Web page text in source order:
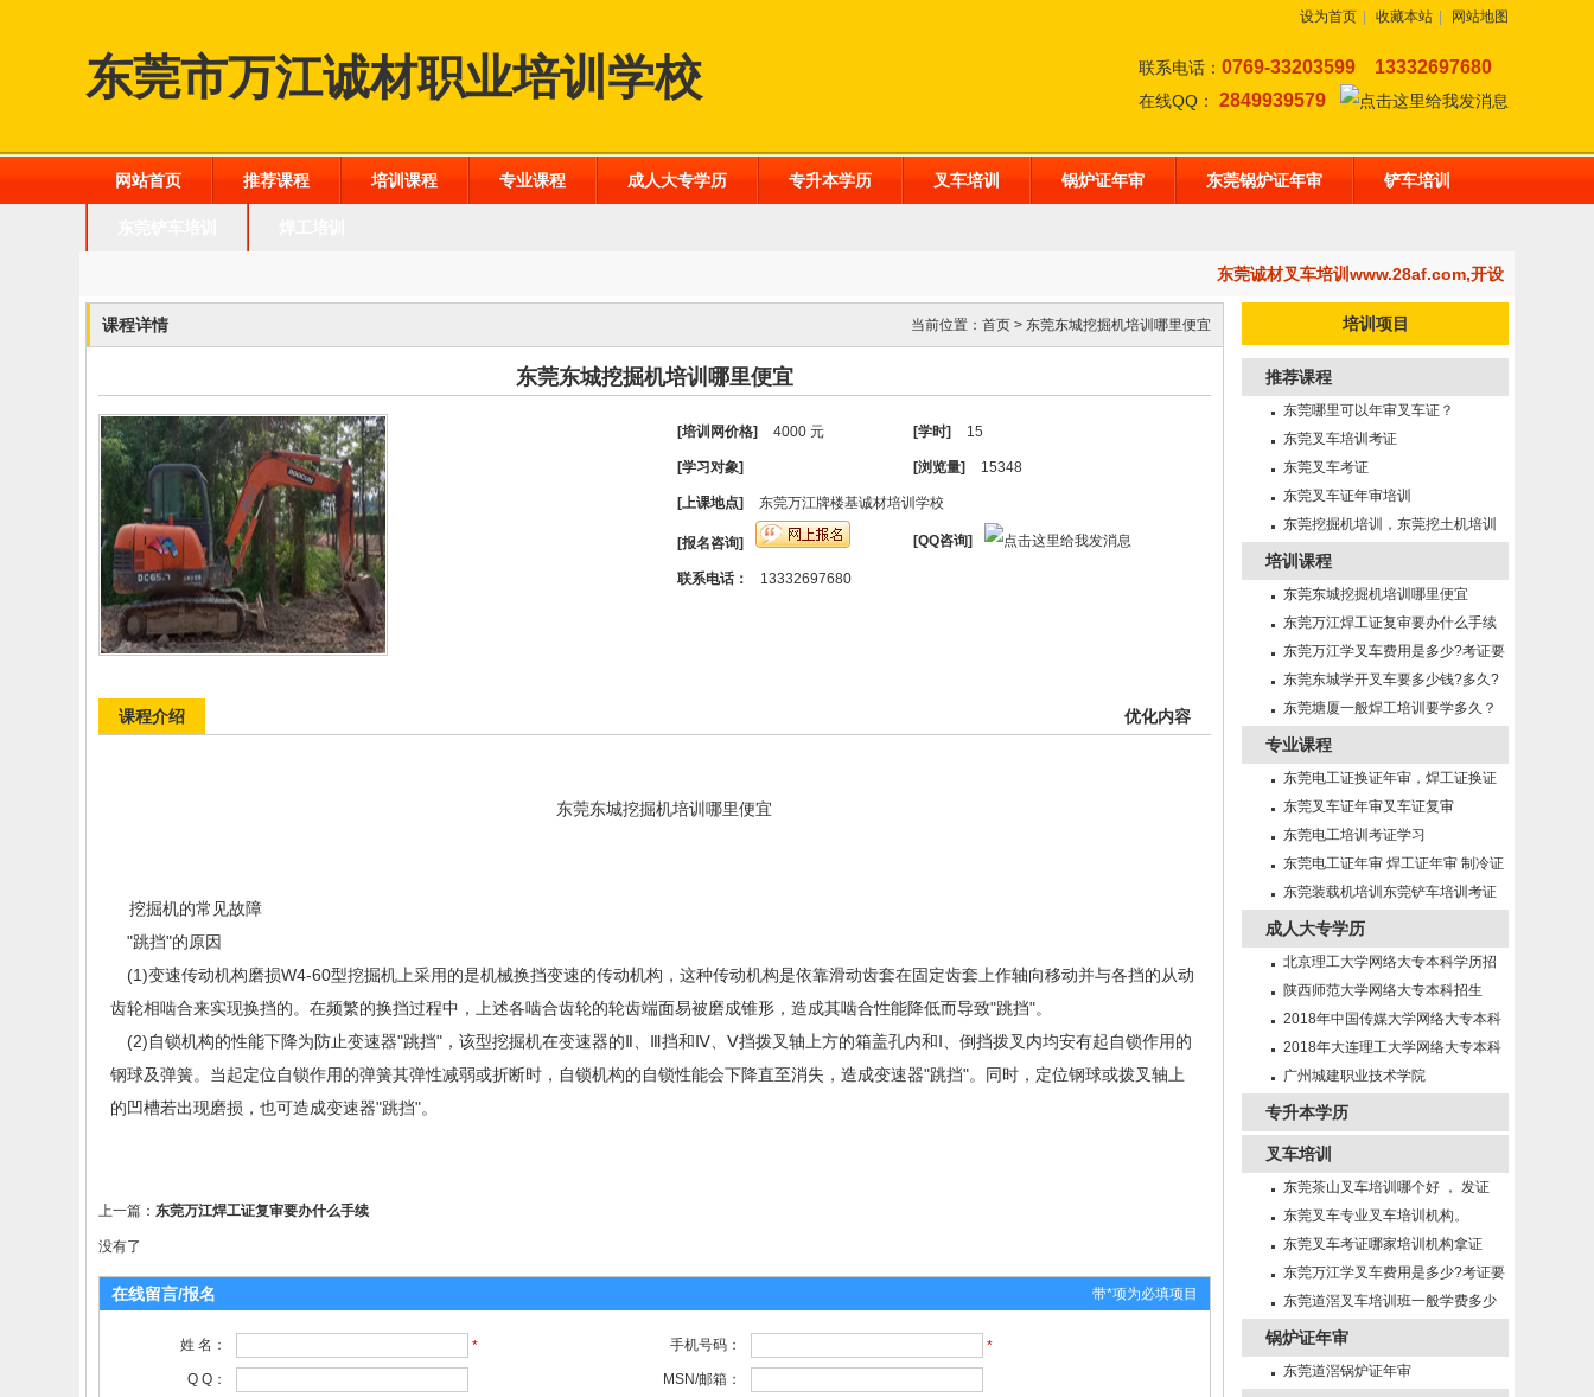
设为首页 收藏本站 网站地图
东莞市万江诚材职业培训学校 联系电话： 0769-33203599 13332697680
在线QQ： 2849939579
网站首页 推荐课程 培训课程 专业课程 成人大专学历 专升本学历 叉车培训 锅炉证年审 东莞锅炉证年审 铲车培训
东莞诚材叉车培训www.28af.com,开设：东莞挖掘机
课程详情 当前位置： 首页 > 东莞东城挖掘机培训哪里便宜
东莞东城挖掘机培训哪里便宜
[培训网价格] 4000 元 [学时] 15
[学习对象] [浏览量] 15348
[上课地点] 东莞万江牌楼基诚材培训学校
[报名咨询] [QQ咨询]
联系电话： 13332697680
课程介绍 优化内容
东莞东城挖掘机培训哪里便宜
挖掘机的常见故障
"跳挡"的原因
(1)变速传动机构磨损W4-60型挖掘机上采用的是机械换挡变速的传动机构，这种传动机构是依靠滑动齿套在固定齿套上作轴向移动并与各挡的从动
齿轮相啮合来实现换挡的。在频繁的换挡过程中，上述各啮合齿轮的轮齿端面易被磨成锥形，造成其啮合性能降低而导致"跳挡"。
(2)自锁机构的性能下降为防止变速器"跳挡"，该型挖掘机在变速器的Ⅱ、Ⅲ挡和Ⅳ、Ⅴ挡拨叉轴上方的箱盖孔内和Ⅰ、倒挡拨叉内均安有起自锁作用的
钢球及弹簧。当起定位自锁作用的弹簧其弹性减弱或折断时，自锁机构的自锁性能会下降直至消失，造成变速器"跳挡"。同时，定位钢球或拨叉轴上
的凹槽若出现磨损，也可造成变速器"跳挡"。
上一篇： 东莞万江焊工证复审要办什么手续
没有了
带*项为必填项目
在线留言/报名
姓 名： * 手机号码：
*
Q Q：
MSN/邮箱：
培训项目
推荐课程
东莞哪里可以年审叉车证？
东莞叉车培训考证
东莞叉车考证
东莞叉车证年审培训
东莞挖掘机培训，东莞挖土机培训
培训课程
东莞东城挖掘机培训哪里便宜
东莞万江焊工证复审要办什么手续
东莞万江学叉车费用是多少?考证要
多久?
东莞东城学开叉车要多少钱?多久?
东莞塘厦一般焊工培训要学多久？
专业课程
东莞电工证换证年审，焊工证换证
年审
东莞叉车证年审叉车证复审
东莞电工培训考证学习
东莞电工证年审 焊工证年审 制冷证
年审
东莞装载机培训东莞铲车培训考证
成人大专学历
北京理工大学网络大专本科学历招
生简章
陕西师范大学网络大专本科招生
2018年中国传媒大学网络大专本科
招生
2018年大连理工大学网络大专本科
招生
广州城建职业技术学院
专升本学历
叉车培训
东莞茶山叉车培训哪个好 ， 发证
快！
东莞叉车专业叉车培训机构。
东莞叉车考证哪家培训机构拿证
快！
东莞万江学叉车费用是多少?考证要
多久?
东莞道滘叉车培训班一般学费多少
锅炉证年审
东莞道滘锅炉证年审